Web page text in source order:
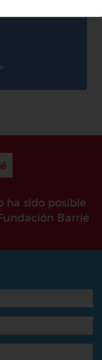
ha sido posible
Barrié